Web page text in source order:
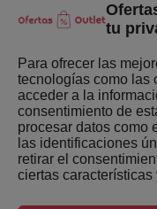
tu
Para ofrecer las
tecnologías como las
acceder a la
consentimiento de
procesar datos como
las identificaciones
retirar el
ciertas características
Quienes somos
Últimas
Mejores ofertas